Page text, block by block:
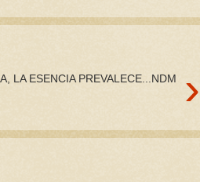
›
LA ESENCIA PREVALECE...NDM